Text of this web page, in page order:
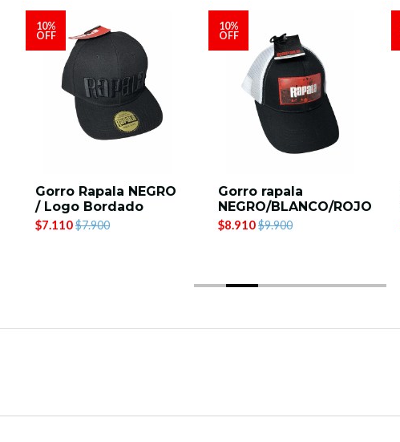
10%
OFF
Gorro Rapala NEGRO
/ Logo Bordado
$7.110$7.900
10%
OFF
Gorro rapala
NEGRO/BLANCO/ROJO
$8.910$9.900